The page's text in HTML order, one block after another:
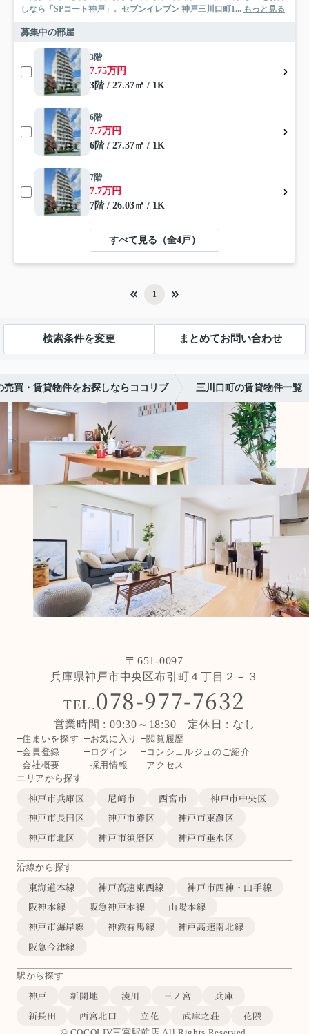
しなら「SPコート神戸」。セブンイレブン 神戸三川口町1... もっと見る
募集中の部屋
3階
7.75万円
3階 / 27.37㎡ / 1K
6階
7.7万円
6階 / 27.37㎡ / 1K
7階
7.7万円
7階 / 26.03㎡ / 1K
すべて見る（全4戸）
1
検索条件を変更 まとめてお問い合わせ
売買・賃貸物件をお探しならココリブ 三川口町の賃貸物件一覧
〒651-0097
兵庫県神戸市中央区布引町４丁目２－３
TEL.078-977-7632
営業時間 : 09:30～18:30 定休日 : なし
住まいを探す お気に入り
閲覧履歴
会員登録
ログイン
コンシェルジュのご紹介
会社概要
採用情報
アクセス
エリアから探す
神戸市兵庫区 尼崎市 西宮市
神戸市中央区
神戸市長田区
神戸市灘区
神戸市東灘区
神戸市北区
神戸市須磨区 神戸市垂水区
沿線から探す
東海道本線 神戸高速東西線
神戸市西神・山手線
阪神本線
阪急神戸本線
山陽本線
神戸市海岸線
神鉄有馬線
神戸高速南北線
阪急今津線
駅から探す
神戸 新開地 湊川 三ノ宮
兵庫
新長田
西宮北口 立花 武庫之荘 花隈